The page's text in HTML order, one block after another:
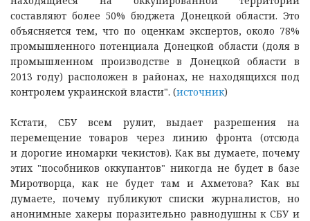
составляют более 50% бюджета Донецкой области. Это
объясняется тем, что по оценкам экспертов, около 78%
промышленного потенциала Донецкой области (доля в
промышленном производстве в Донецкой области в
2013 году) расположен в районах, не находящихся под
контролем украинской власти". (источник)
Кстати, СБУ всем рулит, выдает разрешения на
перемещение товаров через линию фронта (отсюда
и дорогие иномарки чекистов). Как вы думаете, почему
этих "пособников оккупантов" никогда не будет в базе
Миротворца, как не будет там и Ахметова? Как вы
думаете, почему публикуют списки журналистов, но
анонимные хакеры поразительно равнодушны к СБУ и